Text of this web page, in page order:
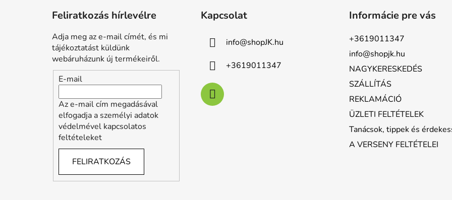
Feliratkozás hírlevélre
Adja meg az e-mail címét, és mi
tájékoztatást küldünk
webáruházunk új termékeiről.
E-mail
Az e-mail cím megadásával
elfogadja a személyi adatok
védelmével kapcsolatos
feltételeket
FELIRATKOZÁS
Kapcsolat
info@shopJK.hu
+3619011347
Informácie pre vás
+3619011347
info@shopjk.hu
NAGYKERESKEDÉS
SZÁLLÍTÁS
REKLAMÁCIÓ
ÜZLETI FELTÉTELEK
Tanácsok, tippek és
A VERSENY FELTÉTELEI